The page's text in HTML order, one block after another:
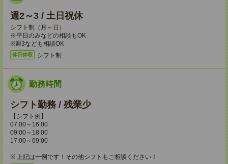
週2～3 / 土日祝休
シフト制（月～日）
※平日のみなどの相談もOK
※週3なども相談OK
休日休暇 シフト制
勤務時間
シフト勤務 / 残業少
【シフト例】
07:00～16:00
09:00～18:00
17:00～09:00
※ 上記は一例です！その他シフトもご相談ください！